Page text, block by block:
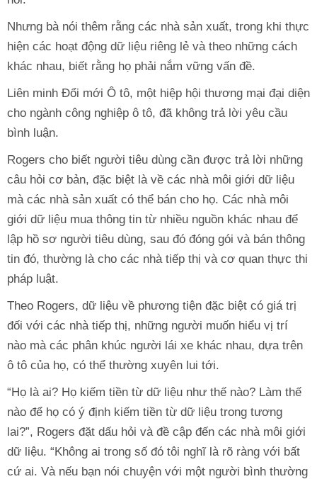
Nhưng bà nói thêm rằng các nhà sản xuất, trong khi thực
hiện các hoạt động dữ liệu riêng lẻ và theo những cách
khác nhau, biết rằng họ phải nắm vững vấn đề.
Liên minh Đổi mới Ô tô, một hiệp hội thương mại đại diện
cho ngành công nghiệp ô tô, đã không trả lời yêu cầu
bình luận.
Rogers cho biết người tiêu dùng cần được trả lời những
câu hỏi cơ bản, đặc biệt là về các nhà môi giới dữ liệu
mà các nhà sản xuất có thể bán cho họ. Các nhà môi
giới dữ liệu mua thông tin từ nhiều nguồn khác nhau để
lập hồ sơ người tiêu dùng, sau đó đóng gói và bán thông
tin đó, thường là cho các nhà tiếp thị và cơ quan thực thi
pháp luật.
Theo Rogers, dữ liệu về phương tiện đặc biệt có giá trị
đối với các nhà tiếp thị, những người muốn hiểu vị trí
nào mà các phân khúc người lái xe khác nhau, dựa trên
ô tô của họ, có thể thường xuyên lui tới.
“Họ là ai? Họ kiếm tiền từ dữ liệu như thế nào? Làm thế
nào để họ có ý định kiếm tiền từ dữ liệu trong tương
lai?”, Rogers đặt dấu hỏi và đề cập đến các nhà môi giới
dữ liệu. “Không ai trong số đó tôi nghĩ là rõ ràng với bất
cứ ai. Và nếu bạn nói chuyện với một người bình thường